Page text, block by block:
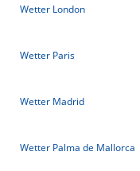
Wetter London
Wetter Paris
Wetter Madrid
Wetter Palma de Mallorca